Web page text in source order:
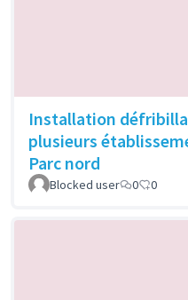
Installation
plusieurs
Parc nord
Blocked user 0 0